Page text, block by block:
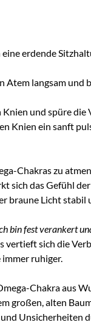
erdende
Atem langsam
und spüre
Knien ein sanft
Chakras zu
sich das Gefühl
braune Licht
bin fest verankert
sich die
ruhiger.
Chakra aus
großen, alten
und